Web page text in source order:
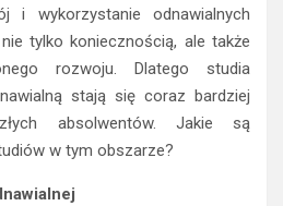
i wykorzystanie odnawialnych
tylko koniecznością, ale także
rozwoju. Dlatego studia
stają się coraz bardziej
absolwentów. Jakie są
w tym obszarze?